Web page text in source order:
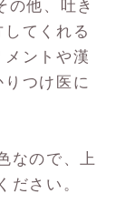
の他、吐き
てくれる
ントや漢
つけ医に
なので、上
ださい。